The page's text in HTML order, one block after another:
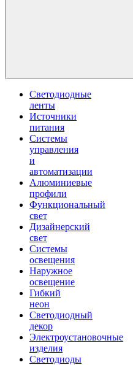
Светодиодные
ленты
Источники
питания
Системы
управления
и
автоматизации
Алюминиевые
профили
Функциональный
свет
Дизайнерский
свет
Системы
освещения
Наружное
освещение
Гибкий
неон
Светодиодный
декор
Электроустановочные
изделия
Светодиоды